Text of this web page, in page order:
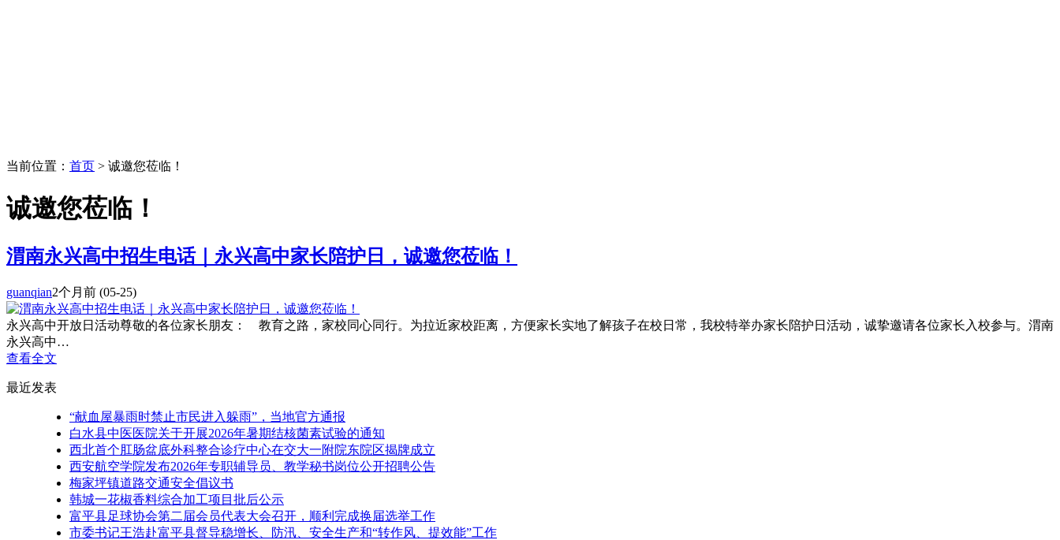
当前位置： 首页 > 诚邀您莅临！
诚邀您莅临！
渭南永兴高中招生电话｜永兴高中家长陪护日，诚邀您莅临！
guanqian2个月前 (05-25)
永兴高中开放日活动尊敬的各位家长朋友： 教育之路，家校同心同行。为拉近家校距离，方便家长实地了解孩子在校日常，我校特举办家长陪护日活动，诚挚邀请各位家长入校参与。渭南
永兴高中…
查看全文
最近发表
“献血屋暴雨时禁止市民进入躲雨”，当地官方通报
白水县中医医院关于开展2026年暑期结核菌素试验的通知
西北首个肛肠盆底外科整合诊疗中心在交大一附院东院区揭牌成立
西安航空学院发布2026年专职辅导员、教学秘书岗位公开招聘公告
梅家坪镇道路交通安全倡议书
韩城一花椒香料综合加工项目批后公示
富平县足球协会第二届会员代表大会召开，顺利完成换届选举工作
市委书记王浩赴富平县督导稳增长、防汛、安全生产和“转作风、提效能”工作